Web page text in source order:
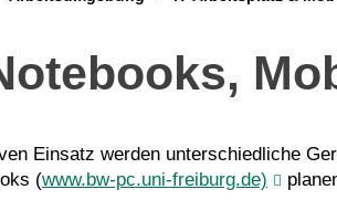
Einsatz werden unterschiedliche
(www.bw-pc.uni-freiburg.de)